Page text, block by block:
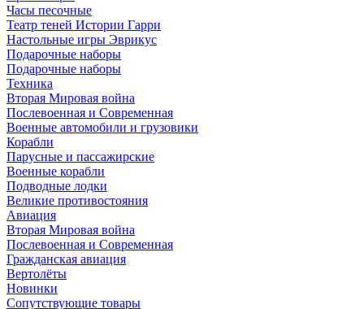
Часы песочные
Театр теней Истории Гарри
Настольные игры Эврикус
Подарочные наборы
Подарочные наборы
Техника
Вторая Мировая война
Послевоенная и Современная
Военные автомобили и грузовики
Корабли
Парусные и пассажирские
Военные корабли
Подводные лодки
Великие противостояния
Авиация
Вторая Мировая война
Послевоенная и Современная
Гражданская авиация
Вертолёты
Новинки
Сопутствующие товары